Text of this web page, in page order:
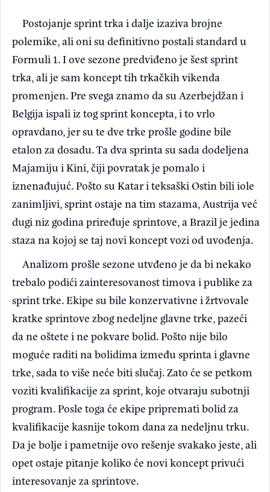
Postojanje sprint trka i dalje izaziva brojne
polemike, ali oni su definitivno postali standard u
Formuli 1. I ove sezone predviđeno je šest sprint
trka, ali je sam koncept tih trkačkih vikenda
promenjen. Pre svega znamo da su Azerbejdžan i
Belgija ispali iz tog sprint koncepta, i to vrlo
opravdano, jer su te dve trke prošle godine bile
etalon za dosadu. Ta dva sprinta su sada dodeljena
Majamiju i Kini, čiji povratak je pomalo i
iznenađujuć. Pošto su Katar i teksaški Ostin bili iole
zanimljivi, sprint ostaje na tim stazama, Austrija već
dugi niz godina priređuje sprintove, a Brazil je jedina
staza na kojoj se taj novi koncept vozi od uvođenja.
Analizom prošle sezone utvđeno je da bi nekako
trebalo podići zainteresovanost timova i publike za
sprint trke. Ekipe su bile konzervativne i žrtvovale
kratke sprintove zbog nedeljne glavne trke, pazeći
da ne oštete i ne pokvare bolid. Pošto nije bilo
moguće raditi na bolidima između sprinta i glavne
trke, sada to više neće biti slučaj. Zato će se petkom
voziti kvalifikacije za sprint, koje otvaraju subotnji
program. Posle toga će ekipe pripremati bolid za
kvalifikacije kasnije tokom dana za nedeljnu trku.
Da je bolje i pametnije ovo rešenje svakako jeste, ali
opet ostaje pitanje koliko će novi koncept privući
interesovanje za sprintove.